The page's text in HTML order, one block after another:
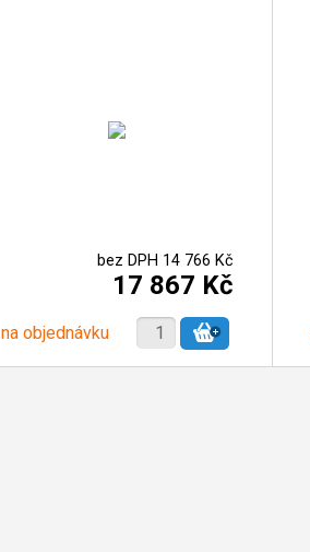
bez DPH 14 766 Kč
17 867 Kč
na objednávku